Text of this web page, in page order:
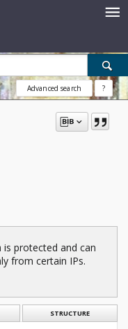
Advanced search ?
is protected and can
from certain IPs.
STRUCTURE